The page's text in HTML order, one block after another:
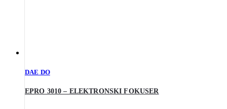
DAE DO
EPRO 3010 – ELEKTRONSKI FOKUSER